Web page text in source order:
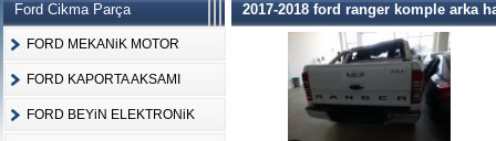
Ford Cikma Parça
FORD MEKANiK MOTOR
FORD KAPORTA AKSAMI
FORD BEYiN ELEKTRONiK
2017-2018 ford ranger komple arka